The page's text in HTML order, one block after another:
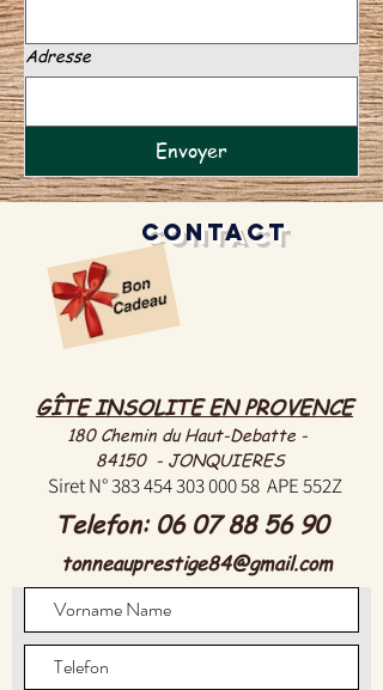
Adresse
Envoyer
contact
GÎTE INSOLITE EN PROVENCE
180 Chemin du Haut-Debatte -
84150 - JONQUIERES
Siret N°383 454 303 000 58 APE 552Z
Telefon: 06 07 88 56 90
tonneauprestige84@gmail.com